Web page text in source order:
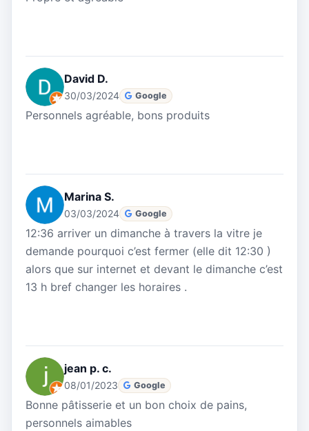
David D.
30/03/2024 Google
Personnels agréable, bons produits
Marina S.
03/03/2024 Google
12:36 arriver un dimanche à travers la vitre je
demande pourquoi c’est fermer (elle dit 12:30 )
alors que sur internet et devant le dimanche c’est
13 h bref changer les horaires .
jean p. c.
08/01/2023 Google
Bonne pâtisserie et un bon choix de pains,
personnels aimables